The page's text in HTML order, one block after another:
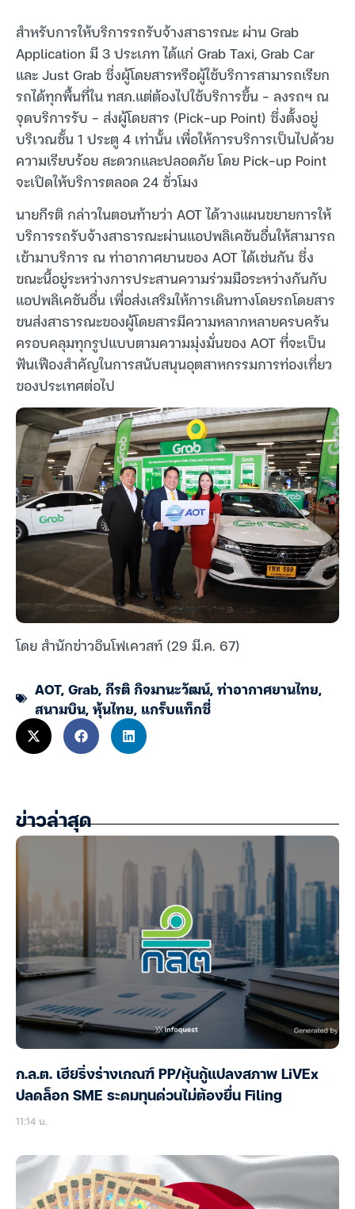
สำหรับการให้บริการรถรับจ้างสาธารณะ ผ่าน Grab
Application มี 3 ประเภท ได้แก่ Grab Taxi, Grab Car
และ Just Grab ซึ่งผู้โดยสารหรือผู้ใช้บริการสามารถเรียก
รถได้ทุกพื้นที่ใน ทสภ.แต่ต้องไปใช้บริการขึ้น – ลงรถฯ ณ
จุดบริการรับ – ส่งผู้โดยสาร (Pick-up Point) ซึ่งตั้งอยู่
บริเวณชั้น 1 ประตู 4 เท่านั้น เพื่อให้การบริการเป็นไปด้วย
ความเรียบร้อย สะดวกและปลอดภัย โดย Pick-up Point
จะเปิดให้บริการตลอด 24 ชั่วโมง
นายกีรติ กล่าวในตอนท้ายว่า AOT ได้วางแผนขยายการให้
บริการรถรับจ้างสาธารณะผ่านแอปพลิเคชันอื่นให้สามารถ
เข้ามาบริการ ณ ท่าอากาศยานของ AOT ได้เช่นกัน ซึ่ง
ขณะนี้อยู่ระหว่างการประสานความร่วมมือระหว่างกันกับ
แอปพลิเคชันอื่น เพื่อส่งเสริมให้การเดินทางโดยรถโดยสาร
ขนส่งสาธารณะของผู้โดยสารมีความหลากหลายครบครัน
ครอบคลุมทุกรูปแบบตามความมุ่งมั่นของ AOT ที่จะเป็น
ฟันเฟืองสำคัญในการสนับสนุนอุตสาหกรรมการท่องเที่ยว
ของประเทศต่อไป
โดย สำนักข่าวอินโฟเควสท์ (29 มี.ค. 67)
AOT,Grab,กีรติ กิจมานะวัฒน์,ท่าอากาศยานไทย,
สนามบิน,หุ้นไทย, แกร็บแท็กซี่
ข่าวล่าสุด
ก.ล.ต. เฮียริ่งร่างเกณฑ์ PP/หุ้นกู้แปลงสภาพ LiVEx
ปลดล็อก SME ระดมทุนด่วนไม่ต้องยื่น Filing
11:14 น.